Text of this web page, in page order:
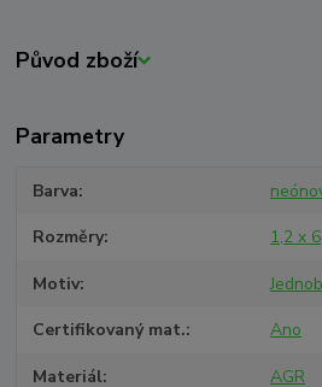
Původ zboží
Parametry
Barva
Rozměry 1,2 x
Motiv
Certifikovaný mat. Ano
Materiál AGR